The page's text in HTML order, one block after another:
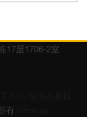
17层1706-2室
有